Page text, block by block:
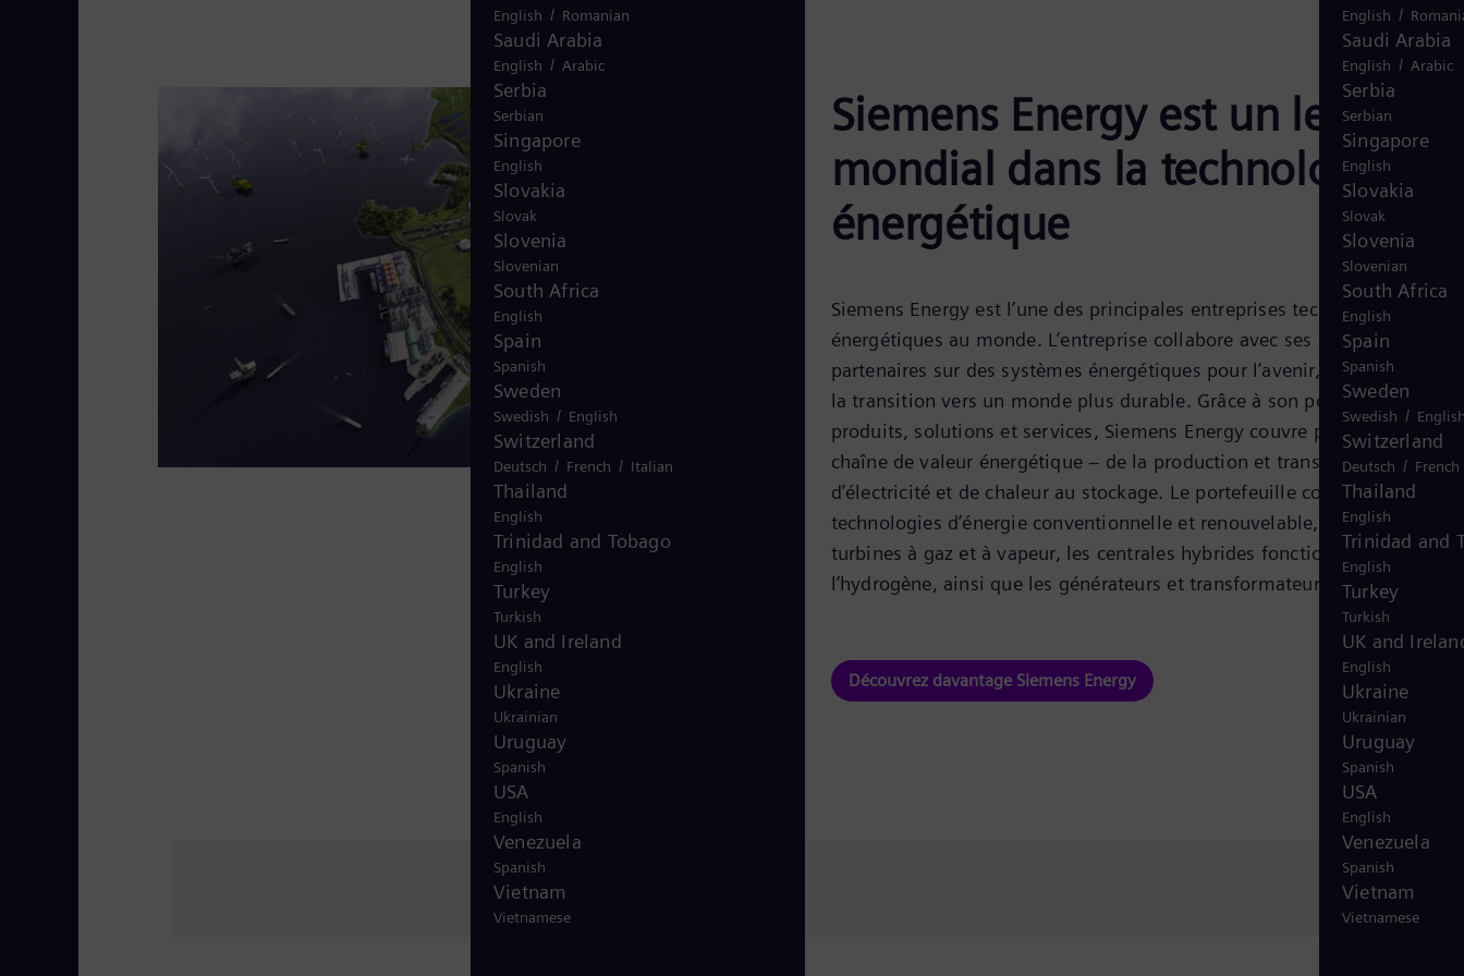
English /
Saudi Arabia
English / Arabic
Serbia
Serbian
Singapore
English
Slovakia
Slovak
Slovenia
Slovenian
South Africa
English
Spain
Spanish
Sweden
Swedish /
Switzerland
Deutsch / French
Thailand
English
Trinidad and
English
Turkey
Turkish
UK and
English
Ukraine
Ukrainian
Uruguay
Spanish
USA
English
Venezuela
Spanish
Vietnam
Vietnamese
Siemens Energy est un leader
mondial dans la technologie
énergétique
Siemens Energy est l’une des principales entreprises technologiques
énergétiques au monde. L’entreprise collabore avec ses clients et
partenaires sur des systèmes énergétiques pour l’avenir, soutenant ainsi
la transition vers un monde plus durable. Grâce à son portefeuille de
produits, solutions et services, Siemens Energy couvre presque toute la
chaîne de valeur énergétique – de la production et transmission
d’électricité et de chaleur au stockage. Le portefeuille comprend des
technologies d’énergie conventionnelle et renouvelable, telles que les
turbines à gaz et à vapeur, les centrales hybrides fonctionnant à
l’hydrogène, ainsi que les générateurs et transformateurs.
Découvrez davantage Siemens Energy
English / Romanian
Saudi Arabia
English / Arabic
Serbia
Serbian
Singapore
English
Slovakia
Slovak
Slovenia
Slovenian
South Africa
English
Spain
Spanish
Sweden
Swedish / English
Switzerland
Deutsch / French / Italian
Thailand
English
Trinidad and Tobago
English
Turkey
Turkish
UK and Ireland
English
Ukraine
Ukrainian
Uruguay
Spanish
USA
English
Venezuela
Spanish
Vietnam
Vietnamese